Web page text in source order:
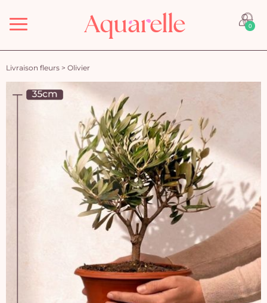
Menu 0
Livraison fleurs > Olivier